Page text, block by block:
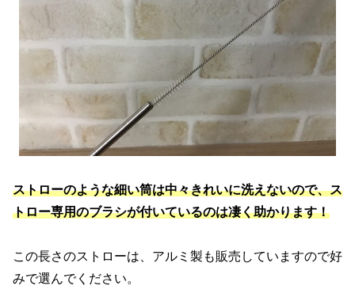
ストローのような細い筒は中々きれいに洗えないので、ス
トロー専用のブラシが付いているのは凄く助かります！
この長さのストローは、アルミ製も販売していますので好
みで選んでください。